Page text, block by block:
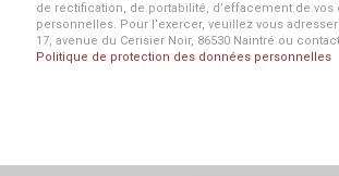
de rectification, de portabilité, d’effacement de vos
personnelles. Pour l’exercer, veuillez vous adresser
17, avenue du Cerisier Noir, 86530 Naintré ou
Politique de protection des données personnelles